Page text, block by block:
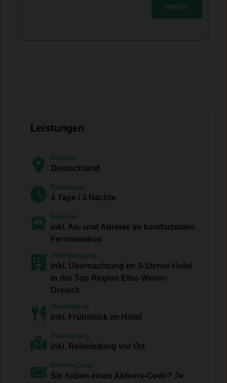
weiter
Leistungen
Zielland
Deutschland
Reisedauer
4 Tage / 3 Nächte
Busreise
inkl. An- und Abreise im komfortablen
Fernreisebus
Unterbringung
inkl. Übernachtung im 3-Sterne Hotel
in der Top Region Elbe-Weser-
Dreieck
Verpflegung
inkl. Frühstück im Hotel
Reiseleitung
inkl. Reiseleitung vor Ort
Aktions-Code
Sie haben einen Aktions-Code? Je